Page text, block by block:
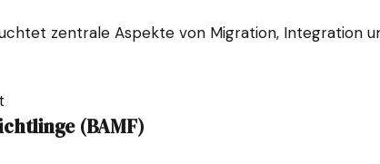
zentrale Aspekte von Migration, Integration
(BAMF)